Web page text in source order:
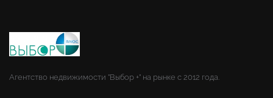
Агентство недвижимости "Выбор +" на рынке с 2012 года.